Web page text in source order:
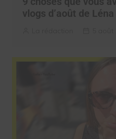
vlogs d’août de